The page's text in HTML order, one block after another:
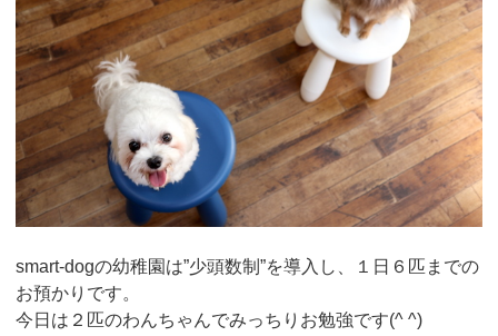
smart-dogの幼稚園は”少頭数制”を導入し、１日６匹までの
お預かりです。
今日は２匹のわんちゃんでみっちりお勉強です(^ ^)